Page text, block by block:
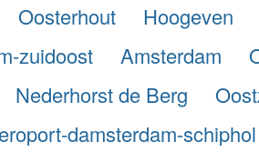
Oosterhout Hoogeven
zuidoost Amsterdam
Nederhorst de Berg
damsterdam-schiphol